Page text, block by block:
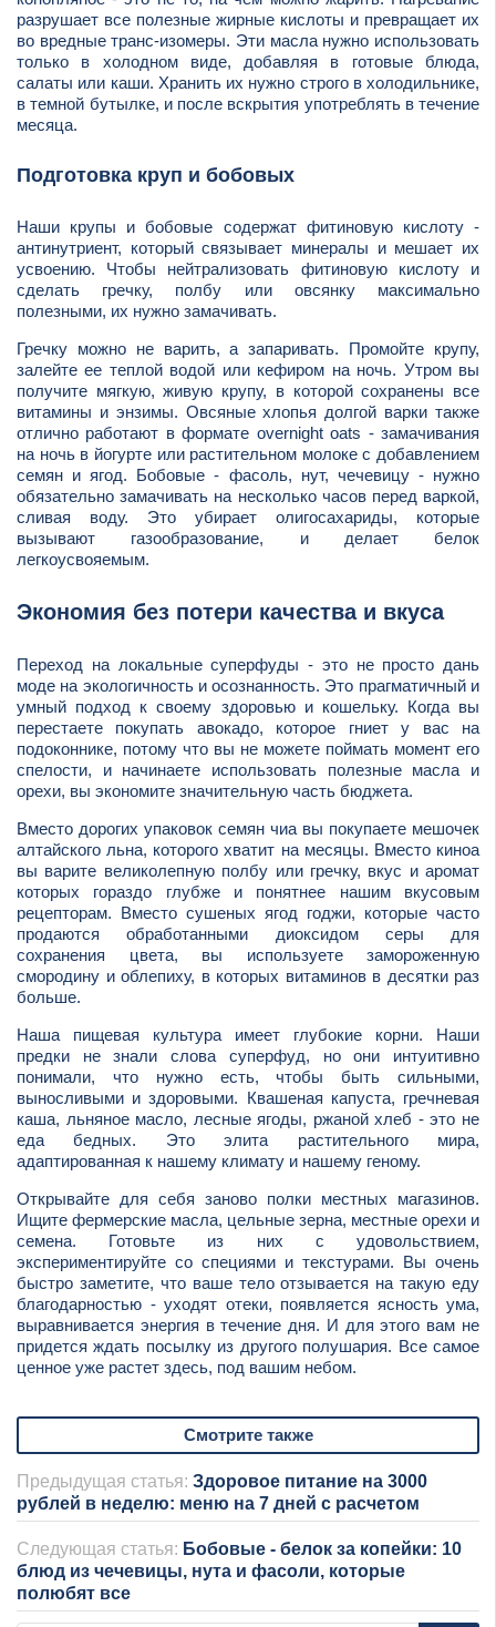
разрушает все полезные жирные кислоты и превращает их
во вредные транс-изомеры. Эти масла нужно использовать
только в холодном виде, добавляя в готовые блюда,
салаты или каши. Хранить их нужно строго в холодильнике,
в темной бутылке, и после вскрытия употреблять в течение
месяца.
Подготовка круп и бобовых
Наши крупы и бобовые содержат фитиновую кислоту -
антинутриент, который связывает минералы и мешает их
усвоению. Чтобы нейтрализовать фитиновую кислоту и
сделать гречку, полбу или овсянку максимально
полезными, их нужно замачивать.
Гречку можно не варить, а запаривать. Промойте крупу,
залейте ее теплой водой или кефиром на ночь. Утром вы
получите мягкую, живую крупу, в которой сохранены все
витамины и энзимы. Овсяные хлопья долгой варки также
отлично работают в формате overnight oats - замачивания
на ночь в йогурте или растительном молоке с добавлением
семян и ягод. Бобовые - фасоль, нут, чечевицу - нужно
обязательно замачивать на несколько часов перед варкой,
сливая воду. Это убирает олигосахариды, которые
вызывают газообразование, и делает белок
легкоусвояемым.
Экономия без потери качества и вкуса
Переход на локальные суперфуды - это не просто дань
моде на экологичность и осознанность. Это прагматичный и
умный подход к своему здоровью и кошельку. Когда вы
перестаете покупать авокадо, которое гниет у вас на
подоконнике, потому что вы не можете поймать момент его
спелости, и начинаете использовать полезные масла и
орехи, вы экономите значительную часть бюджета.
Вместо дорогих упаковок семян чиа вы покупаете мешочек
алтайского льна, которого хватит на месяцы. Вместо киноа
вы варите великолепную полбу или гречку, вкус и аромат
которых гораздо глубже и понятнее нашим вкусовым
рецепторам. Вместо сушеных ягод годжи, которые часто
продаются обработанными диоксидом серы для
сохранения цвета, вы используете замороженную
смородину и облепиху, в которых витаминов в десятки раз
больше.
Наша пищевая культура имеет глубокие корни. Наши
предки не знали слова суперфуд, но они интуитивно
понимали, что нужно есть, чтобы быть сильными,
выносливыми и здоровыми. Квашеная капуста, гречневая
каша, льняное масло, лесные ягоды, ржаной хлеб - это не
еда бедных. Это элита растительного мира,
адаптированная к нашему климату и нашему геному.
Открывайте для себя заново полки местных магазинов.
Ищите фермерские масла, цельные зерна, местные орехи и
семена. Готовьте из них с удовольствием,
экспериментируйте со специями и текстурами. Вы очень
быстро заметите, что ваше тело отзывается на такую еду
благодарностью - уходят отеки, появляется ясность ума,
выравнивается энергия в течение дня. И для этого вам не
придется ждать посылку из другого полушария. Все самое
ценное уже растет здесь, под вашим небом.
Смотрите также
Предыдущая статья: Здоровое питание на 3000
рублей в неделю: меню на 7 дней с расчетом
Следующая статья: Бобовые - белок за копейки: 10
блюд из чечевицы, нута и фасоли, которые
полюбят все